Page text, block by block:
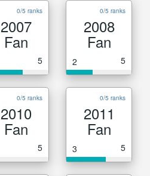
0/5 ranks
2007
Fan
5
0/5 ranks
2008
Fan
2 5
0/5 ranks
2010
Fan
5
0/5 ranks
2011
Fan
3 5